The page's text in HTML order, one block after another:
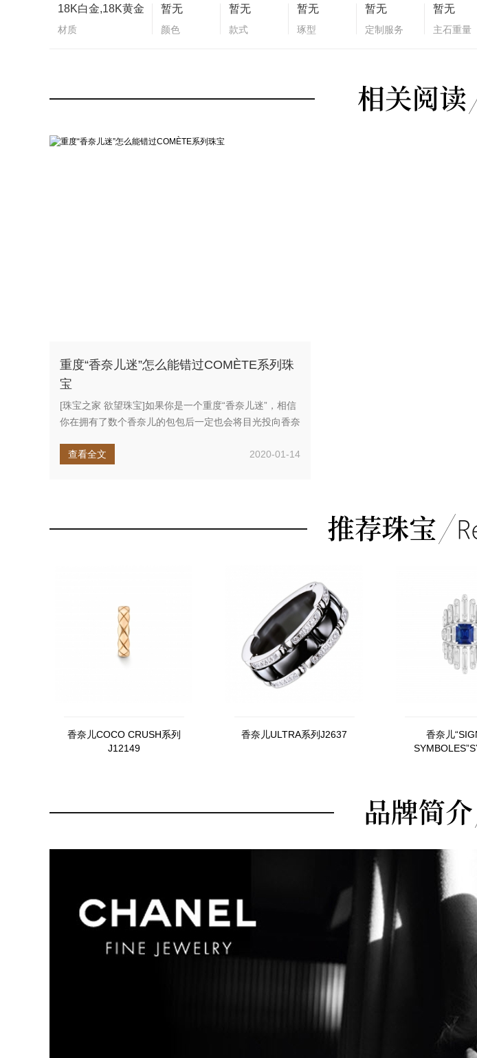
18K白金,18K黄金
材质
暂无
颜色
暂无
款式
暂无
琢型
暂无
定制服务
暂无
主石重量
重度“香奈儿迷”怎么能错过COMÈTE系列珠
宝
[珠宝之家 欲望珠宝]如果你是一个重度“香奈儿迷”，相信
你在拥有了数个香奈儿的包包后一定也会将目光投向香奈
查看全文
2020-01-14
香奈儿COCO CRUSH系列
J12149
香奈儿ULTRA系列J2637
香奈儿